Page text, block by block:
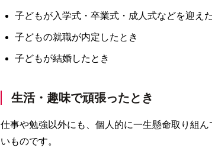
子どもが入学式・卒業式・成人式などを迎え
子どもの就職が内定したとき
子どもが結婚したとき
生活・趣味で頑張ったとき
仕事や勉強以外にも、個人的に一生懸命取り組
いものです。